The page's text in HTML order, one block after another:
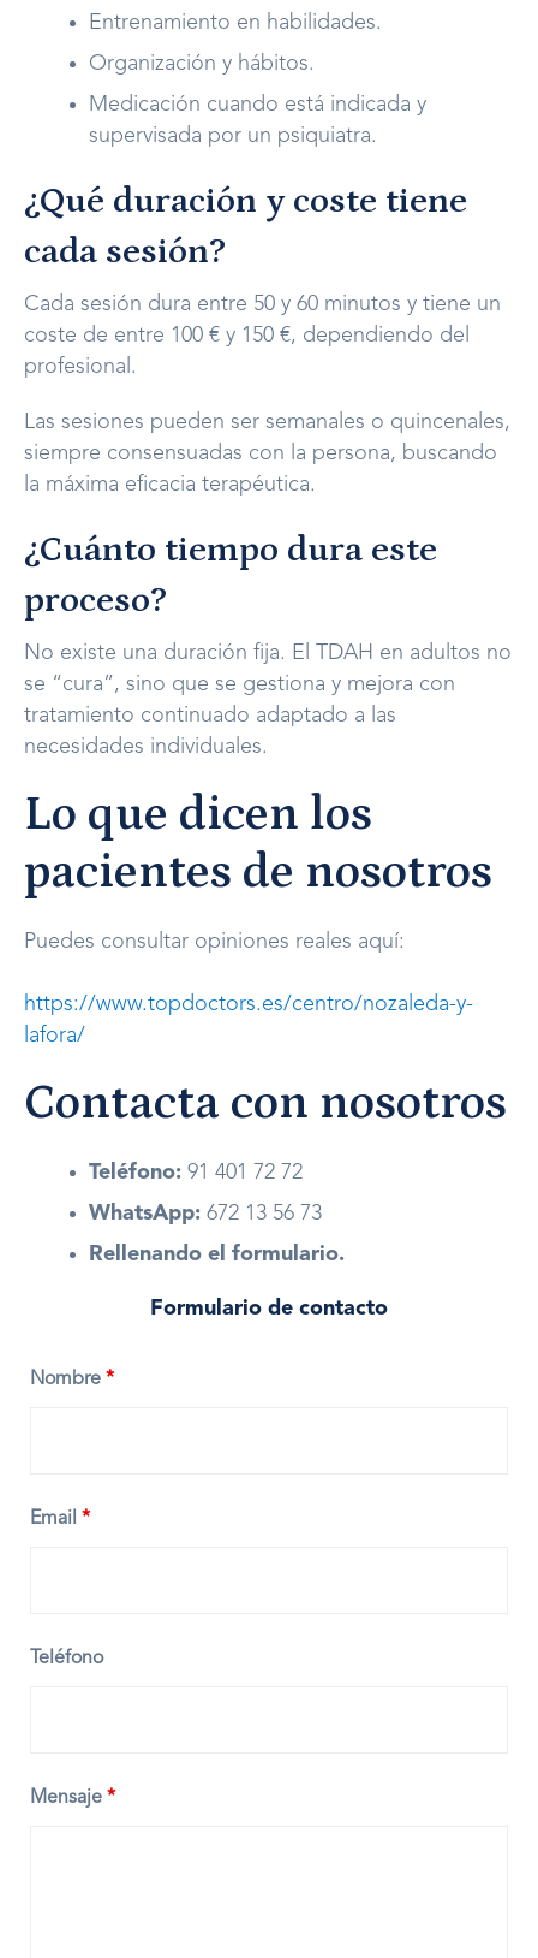
Entrenamiento en habilidades.
Organización y hábitos.
Medicación cuando está indicada y
supervisada por un psiquiatra.
¿Qué duración y coste tiene
cada sesión?
Cada sesión dura entre 50 y 60 minutos y tiene un
coste de entre 100 € y 150 €, dependiendo del
profesional.
Las sesiones pueden ser semanales o quincenales,
siempre consensuadas con la persona, buscando
la máxima eficacia terapéutica.
¿Cuánto tiempo dura este
proceso?
No existe una duración fija. El TDAH en adultos no
se “cura”, sino que se gestiona y mejora con
tratamiento continuado adaptado a las
necesidades individuales.
Lo que dicen los
pacientes de nosotros
Puedes consultar opiniones reales aquí:
https://www.topdoctors.es/centro/nozaleda-y-
lafora/
Contacta con nosotros
Teléfono: 91 401 72 72
WhatsApp: 672 13 56 73
Rellenando el formulario.
Formulario de contacto
Nombre *
Email *
Teléfono
Mensaje *